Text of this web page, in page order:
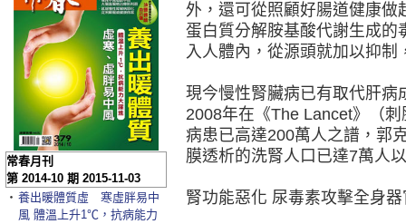
外，還可從照顧好腸道健康
蛋白質分解胺基酸代謝生成的
入人體內，從源頭就加以抑制
現今慢性腎臟病已有取代肝病
2008年在《The Lancet》（
病患已高達200萬人之譜，郭
膜透析的洗腎人口已達7萬人
腎功能惡化 尿毒素攻擊全身器
常春月刊
第 2014-10 期 2015-11-03
‧ 養出暖體質虛 寒虛胖易中
風 體溫上升1℃，抗病能力